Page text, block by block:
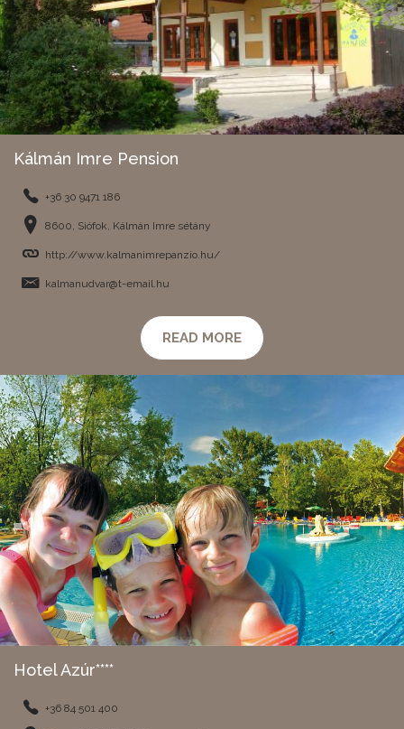
Kálmán Imre Pension
+36 30 9471 186
8600, Siófok, Kálmán Imre sétány
http://www.kalmanimrepanzio.hu/
kalmanudvar@t-email.hu
READ MORE
Hotel Azúr****
+36 84 501 400